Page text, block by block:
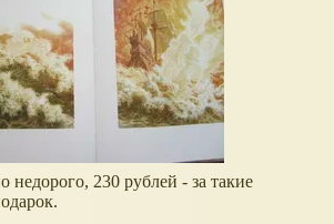
недорого, 230 рублей - за такие